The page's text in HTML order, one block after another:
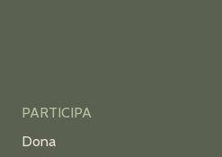
PARTICIPA
Dona